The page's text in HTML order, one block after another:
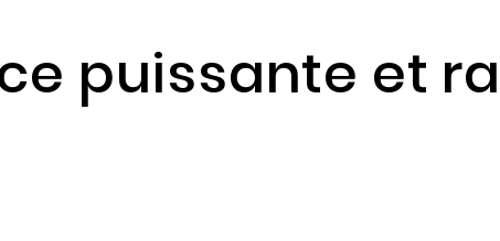
puissante et